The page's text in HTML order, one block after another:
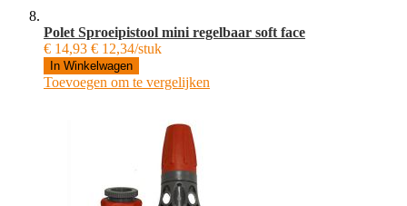
Polet Sproeipistool mini regelbaar soft face
€ 14,93 € 12,34/stuk
In Winkelwagen
Toevoegen om te vergelijken